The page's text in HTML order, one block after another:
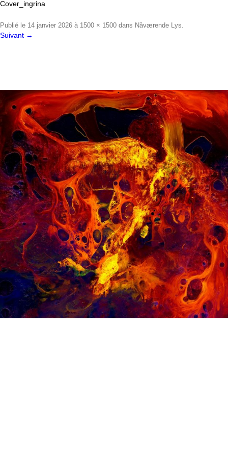
Cover_ingrina
Publié le 14 janvier 2026 à 1500 × 1500 dans Nåværende Lys.
Suivant →